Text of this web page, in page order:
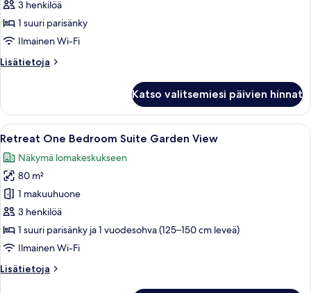
Bedroom
Suite
Ocean
kuvat
3 henkilöä
1 suuri parisänky
Ilmainen Wi-Fi
Lisätietoja
Lisätietoja
Bedroom
Suite
Ocean
Katso valitsemiesi päivien hinnat
Avaa
kaikki
huonetyypin
Retreat
One
Bedroom
Suite
Garden
kuvat
Tilava makuuhuone, jossa on suuri
9
Retreat One Bedroom Suite Garden View
Näkymä lomakeskukseen
80 m²
1 makuuhuone
3 henkilöä
1 suuri parisänky ja 1 vuodesohva (125–150 cm leveä)
Ilmainen Wi-Fi
Lisätietoja
Lisätietoja